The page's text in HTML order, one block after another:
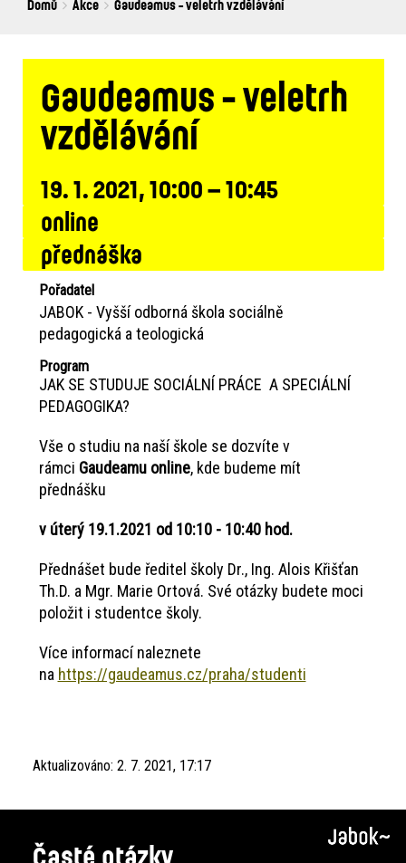
Breadcrumbs
You
Domů Akce Gaudeamus - veletrh vzdělávání
Gaudeamus - veletrh
vzdělávání
19. 1. 2021, 10:00 – 10:45
online
přednáška
Pořadatel
JABOK - Vyšší odborná škola sociálně
pedagogická a teologická
Program
JAK SE STUDUJE SOCIÁLNÍ PRÁCE A SPECIÁLNÍ
PEDAGOGIKA?
Vše o studiu na naší škole se dozvíte v
rámci Gaudeamu online, kde budeme mít
přednášku
v úterý 19.1.2021 od 10:10 - 10:40 hod.
Přednášet bude ředitel školy Dr., Ing. Alois Křišťan
Th.D. a Mgr. Marie Ortová. Své otázky budete moci
položit i studentce školy.
Více informací naleznete
na https://gaudeamus.cz/praha/studenti
Aktualizováno: 2. 7. 2021, 17:17
Časté otázky